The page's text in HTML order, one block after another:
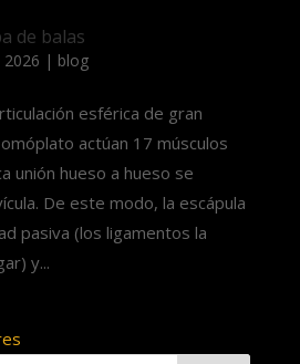
de balas
2026 | blog
esférica de gran
actúan 17 músculos
unión hueso a hueso se
De este modo, la escápula
pasiva (los ligamentos la
y...